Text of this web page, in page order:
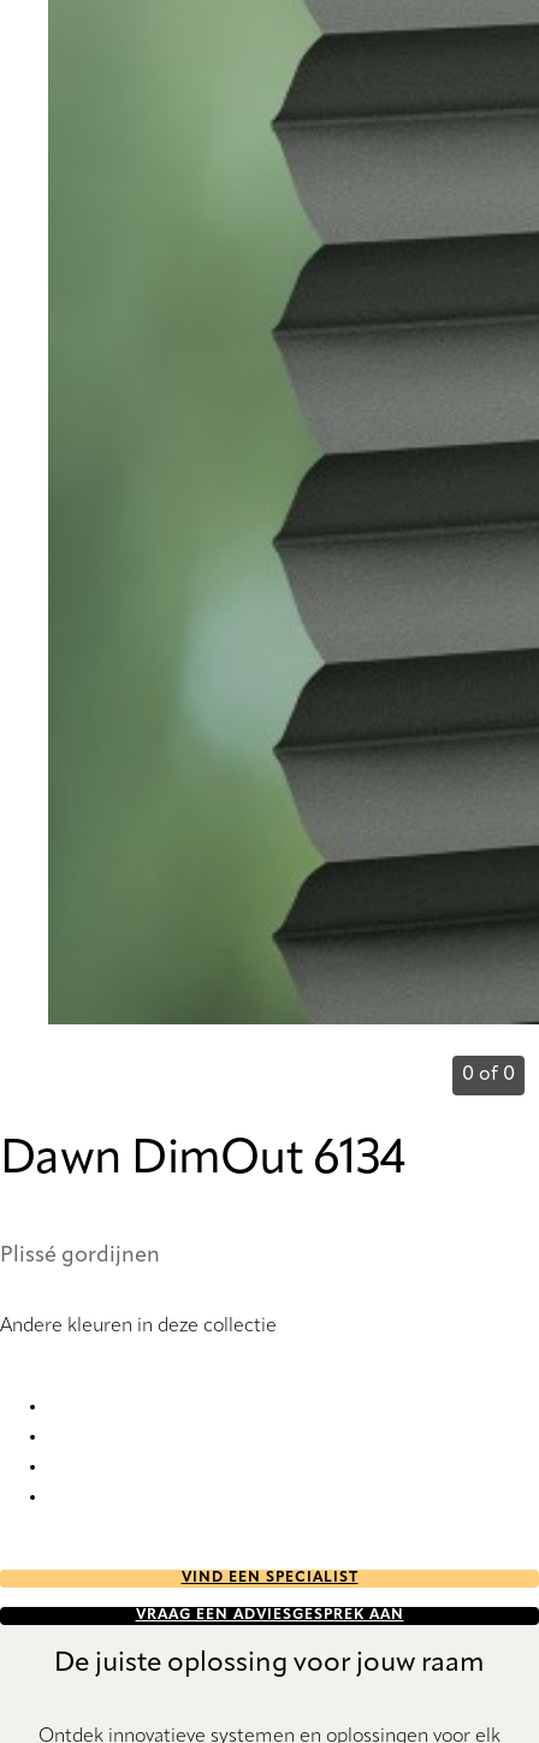
0 of 0
Dawn DimOut 6134
Plissé gordijnen
Andere kleuren in deze collectie
VIND EEN SPECIALIST
VRAAG EEN ADVIESGESPREK AAN
De juiste oplossing voor jouw raam
Ontdek innovatieve systemen en oplossingen voor elk